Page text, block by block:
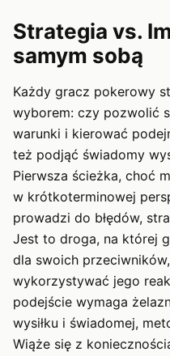
Strategia vs.
samym sobą
Każdy gracz pokerowy
wyborem: czy pozwolić
warunki i kierować
też podjąć świadomy
Pierwsza ścieżka, choć
w krótkoterminowej
prowadzi do błędów,
Jest to droga, na której
dla swoich
wykorzystywać jego
podejście wymaga
wysiłku i świadomej,
Wiąże się z